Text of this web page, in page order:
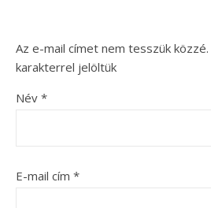
Az e-mail címet nem tesszük közzé.
karakterrel jelöltük
Név *
E-mail cím *